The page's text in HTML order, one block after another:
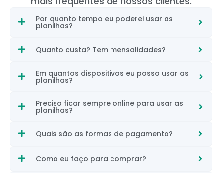
Por quanto tempo eu poderei usar as
planilhas?
Quanto custa? Tem mensalidades?
Em quantos dispositivos eu posso usar as
planilhas?
Preciso ficar sempre online para usar as
planilhas?
Quais são as formas de pagamento?
Como eu faço para comprar?